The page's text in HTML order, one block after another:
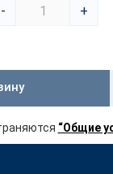
-
+
“Общие